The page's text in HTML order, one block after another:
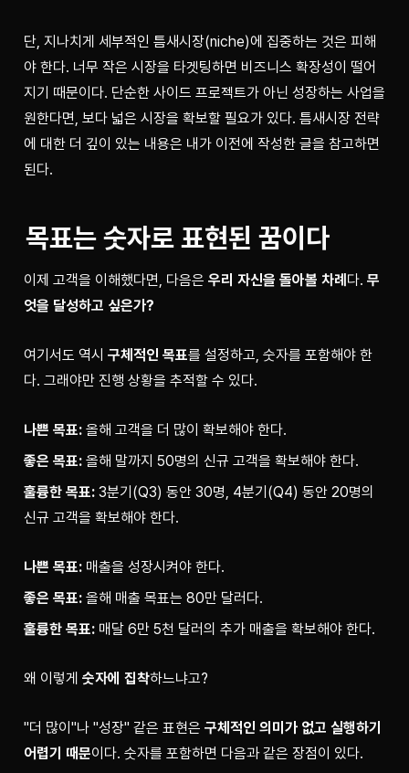
단, 지나치게 세부적인 틈새시장(niche)에 집중하는 것은 피해
야 한다. 너무 작은 시장을 타겟팅하면 비즈니스 확장성이 떨어
지기 때문이다. 단순한 사이드 프로젝트가 아닌 성장하는 사업을
원한다면, 보다 넓은 시장을 확보할 필요가 있다. 틈새시장 전략
에 대한 더 깊이 있는 내용은 내가 이전에 작성한 글을 참고하면
된다.
목표는 숫자로 표현된 꿈이다
이제 고객을 이해했다면, 다음은 우리 자신을 돌아볼 차례 다. 무
엇을 달성하고 싶은가?
여기서도 역시 구체적인 목표를 설정하고, 숫자를 포함해야 한
다. 그래야만 진행 상황을 추적할 수 있다.
나쁜 목표: 올해 고객을 더 많이 확보해야 한다.
좋은 목표: 올해 말까지 50명의 신규 고객을 확보해야 한다.
훌륭한 목표: 3분기(Q3) 동안 30명, 4분기(Q4) 동안 20명의
신규 고객을 확보해야 한다.
나쁜 목표: 매출을 성장시켜야 한다.
좋은 목표: 올해 매출 목표는 80만 달러다.
훌륭한 목표: 매달 6만 5천 달러의 추가 매출을 확보해야 한다.
왜 이렇게 숫자에 집착하느냐고?
"더 많이"나 "성장" 같은 표현은 구체적인 의미가 없고 실행하기
어렵기 때문이다. 숫자를 포함하면 다음과 같은 장점이 있다.